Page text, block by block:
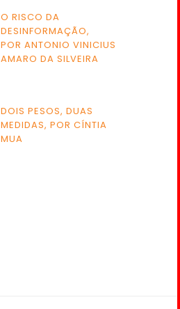
O RISCO DA
DESINFORMAÇÃO,
POR ANTONIO VINICIUS
AMARO DA SILVEIRA
DOIS PESOS, DUAS
MEDIDAS, POR CÍNTIA
MUA